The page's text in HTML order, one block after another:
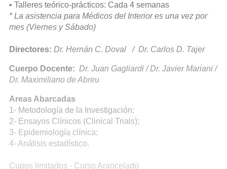
• Talleres teórico-prácticos: Cada 4 semanas
* La asistencia para Médicos del Interior es una vez por
mes (Viernes y Sábado)
Directores: Dr. Hernán C. Doval / Dr. Carlos D. Tajer
Cuerpo Docente: Dr. Juan Gagliardi / Dr. Javier Mariani /
Dr. Maximiliano de Abreu
Areas Abarcadas
1- Metodología de la Investigación;
2- Ensayos Clínicos (Clinical Trials);
3- Epidemiología clínica;
4- Análisis estadístico.
Cupos limitados - Curso Arancelado